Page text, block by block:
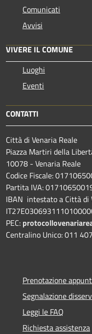
Comunicati
Avvisi
VIVERE IL COMUNE
Luoghi
Eventi
CONTATTI
Città di Venaria Reale
Piazza Martiri della
10078 - Venaria Reale
Codice Fiscale:
Partita IVA:
IBAN intestato a Città di
PEC:
Centralino Unico: 011
Prenotazione
Segnalazione
Leggi le FAQ
Richiesta assistenza